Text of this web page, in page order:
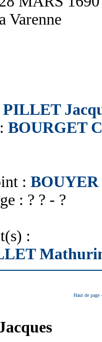
Varenne
PILLET
BOURGET
:
? ? - ?
:
Haut de page